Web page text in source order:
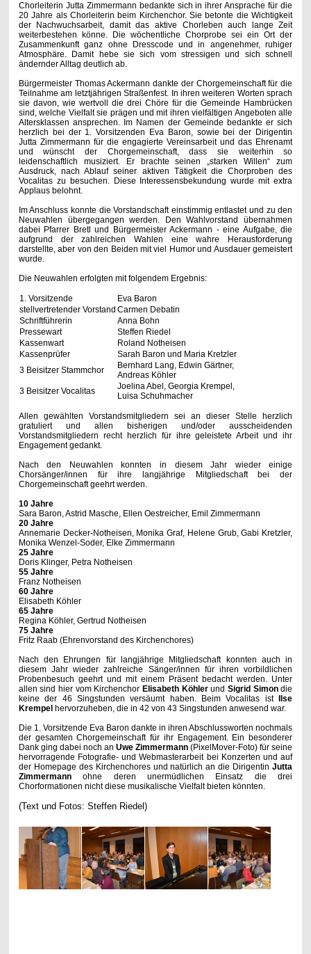
Chorleiterin Jutta Zimmermann bedankte sich in ihrer Ansprache für die
20 Jahre als Chorleiterin beim Kirchenchor. Sie betonte die Wichtigkeit
der Nachwuchsarbeit, damit das aktive Chorleben auch lange Zeit
weiterbestehen könne. Die wöchentliche Chorprobe sei ein Ort der
Zusammenkunft ganz ohne Dresscode und in angenehmer, ruhiger
Atmosphäre. Damit hebe sie sich vom stressigen und sich schnell
ändernder Alltag deutlich ab.
Bürgermeister Thomas Ackermann dankte der Chorgemeinschaft für die
Teilnahme am letztjährigen Straßenfest. In ihren weiteren Worten sprach
sie davon, wie wertvoll die drei Chöre für die Gemeinde Hambrücken
sind, welche Vielfalt sie prägen und mit ihren vielfältigen Angeboten alle
Altersklassen ansprechen. Im Namen der Gemeinde bedankte er sich
herzlich bei der 1. Vorsitzenden Eva Baron, sowie bei der Dirigentin
Jutta Zimmermann für die engagierte Vereinsarbeit und das Ehrenamt
und wünscht der Chorgemeinschaft, dass sie weiterhin so
leidenschaftlich musiziert. Er brachte seinen „starken Willen“ zum
Ausdruck, nach Ablauf seiner aktiven Tätigkeit die Chorproben des
Vocalitas zu besuchen. Diese Interessensbekundung wurde mit extra
Applaus belohnt.
Im Anschluss konnte die Vorstandschaft einstimmig entlastet und zu den
Neuwahlen übergegangen werden. Den Wahlvorstand übernahmen
dabei Pfarrer Bretl und Bürgermeister Ackermann - eine Aufgabe, die
aufgrund der zahlreichen Wahlen eine wahre Herausforderung
darstellte, aber von den Beiden mit viel Humor und Ausdauer gemeistert
wurde.
Die Neuwahlen erfolgten mit folgendem Ergebnis:
1. Vorsitzende
Eva Baron
stellvertretender Vorstand Carmen Debatin
Schriftführerin
Anna Bohn
Pressewart
Steffen Riedel
Kassenwart
Roland Notheisen
Kassenprüfer
Sarah Baron und Maria Kretzler
3 Beisitzer Stammchor
Bernhard Lang, Edwin Gärtner,
Andreas Köhler
3 Beisitzer Vocalitas
Joelina Abel, Georgia Krempel,
Luisa Schuhmacher
Allen gewählten Vorstandsmitgliedern sei an dieser Stelle herzlich
gratuliert und allen bisherigen und/oder ausscheidenden
Vorstandsmitgliedern recht herzlich für ihre geleistete Arbeit und ihr
Engagement gedankt.
Nach den Neuwahlen konnten in diesem Jahr wieder einige
Chorsänger/innen für ihre langjährige Mitgliedschaft bei der
Chorgemeinschaft geehrt werden.
10 Jahre
Sara Baron, Astrid Masche, Ellen Oestreicher, Emil Zimmermann
20 Jahre
Annemarie Decker-Notheisen, Monika Graf, Helene Grub, Gabi Kretzler,
Monika Wenzel-Soder, Elke Zimmermann
25 Jahre
Doris Klinger, Petra Notheisen
55 Jahre
Franz Notheisen
60 Jahre
Elisabeth Köhler
65 Jahre
Regina Köhler, Gertrud Notheisen
75 Jahre
Fritz Raab (Ehrenvorstand des Kirchenchores)
Nach den Ehrungen für langjährige Mitgliedschaft konnten auch in
diesem Jahr wieder zahlreiche Sänger/innen für ihren vorbildlichen
Probenbesuch geehrt und mit einem Präsent bedacht werden. Unter
allen sind hier vom Kirchenchor Elisabeth Köhlerund Sigrid Simondie
keine der 46 Singstunden versäumt haben. Beim Vocalitas ist
Ilse
Krempel hervorzuheben, die in 42 von 43 Singstunden anwesend war.
Die 1. Vorsitzende Eva Baron dankte in ihren Abschlussworten nochmals
der gesamten Chorgemeinschaft für ihr Engagement. Ein besonderer
Dank ging dabei noch anUwe Zimmermann (PixelMover-Foto) für seine
hervorragende Fotografie- und Webmasterarbeit bei Konzerten und auf
der Homepage des Kirchenchores und natürlich an die DirigentinJutta
Zimmermannohne deren unermüdlichen Einsatz die drei
Chorformationen nicht diese musikalische Vielfalt bieten könnten.
(Text und Fotos: Steffen Riedel)